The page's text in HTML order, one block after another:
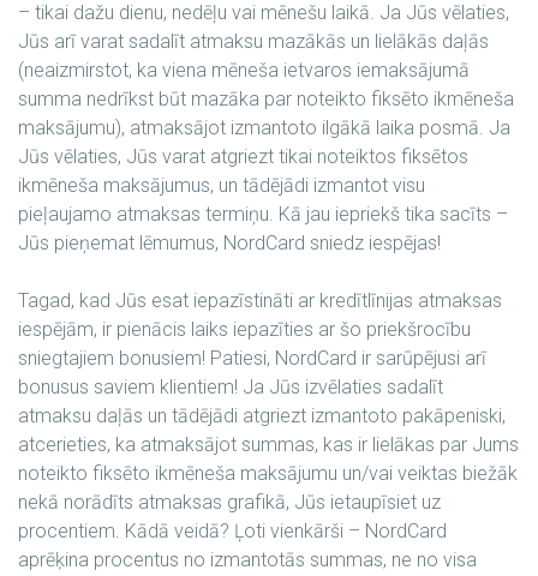
– tikai dažu dienu, nedēļu vai mēnešu laikā. Ja Jūs vēlaties,
Jūs arī varat sadalīt atmaksu mazākās un lielākās daļās
(neaizmirstot, ka viena mēneša ietvaros iemaksājumā
summa nedrīkst būt mazāka par noteikto fiksēto ikmēneša
maksājumu), atmaksājot izmantoto ilgākā laika posmā. Ja
Jūs vēlaties, Jūs varat atgriezt tikai noteiktos fiksētos
ikmēneša maksājumus, un tādējādi izmantot visu
pieļaujamo atmaksas termiņu. Kā jau iepriekš tika sacīts –
Jūs pieņemat lēmumus, NordCard sniedz iespējas!
Tagad, kad Jūs esat iepazīstināti ar kredītlīnijas atmaksas
iespējām, ir pienācis laiks iepazīties ar šo priekšrocību
sniegtajiem bonusiem! Patiesi, NordCard ir sarūpējusi arī
bonusus saviem klientiem! Ja Jūs izvēlaties sadalīt
atmaksu daļās un tādējādi atgriezt izmantoto pakāpeniski,
atcerieties, ka atmaksājot summas, kas ir lielākas par Jums
noteikto fiksēto ikmēneša maksājumu un/vai veiktas biežāk
nekā norādīts atmaksas grafikā, Jūs ietaupīsiet uz
procentiem. Kādā veidā? Ļoti vienkārši – NordCard
aprēķina procentus no izmantotās summas, ne no visa